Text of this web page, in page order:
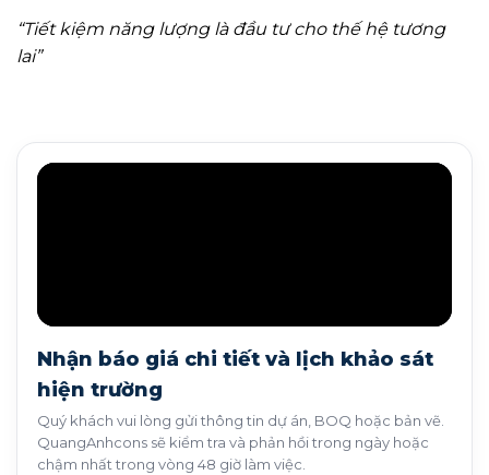
“Tiết kiệm năng lượng là đầu tư cho thế hệ tương
lai”
Nhận báo giá chi tiết và lịch khảo sát
hiện trường
Quý khách vui lòng gửi thông tin dự án, BOQ hoặc bản vẽ.
QuangAnhcons sẽ kiểm tra và phản hồi trong ngày hoặc
chậm nhất trong vòng 48 giờ làm việc.